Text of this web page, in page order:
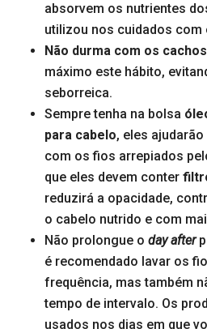
absorvem os nutrientes
utilizou nos cuidados com
Não durma com os
máximo este hábito,
seborreica.
Sempre tenha na bolsa
para cabelo, eles
com os fios arrepiados
que eles devem conter
reduzirá a opacidade,
o cabelo nutrido e com
Não prolongue o day after
é recomendado lavar os
frequência, mas também
tempo de intervalo. Os
usados nos dias em que